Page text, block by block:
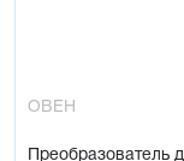
ОВЕН
Преобразователь